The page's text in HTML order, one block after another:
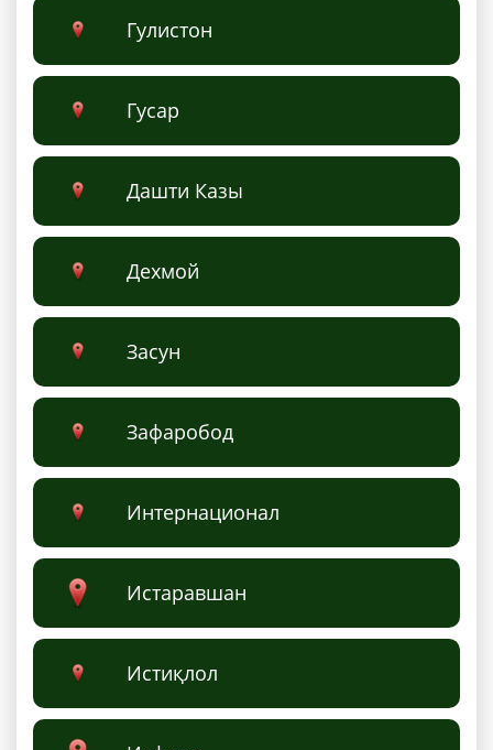
Гулистон
Гусар
Дашти Казы
Дехмой
Засун
Зафаробод
Интернационал
Истаравшан
Истиқлол